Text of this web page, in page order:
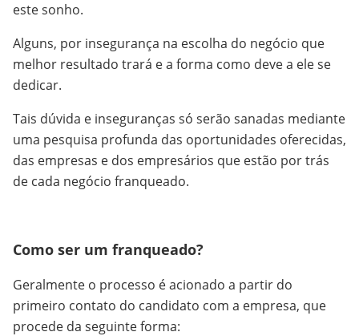
este sonho.
Alguns, por insegurança na escolha do negócio que
melhor resultado trará e a forma como deve a ele se
dedicar.
Tais dúvida e inseguranças só serão sanadas mediante
uma pesquisa profunda das oportunidades oferecidas,
das empresas e dos empresários que estão por trás
de cada negócio franqueado.
Como ser um franqueado?
Geralmente o processo é acionado a partir do
primeiro contato do candidato com a empresa, que
procede da seguinte forma: